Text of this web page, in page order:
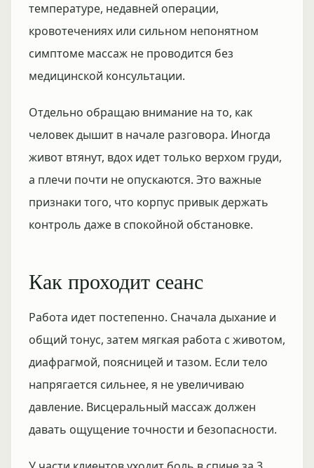
температуре, недавней операции,
кровотечениях или сильном непонятном
симптоме массаж не проводится без
медицинской консультации.
Отдельно обращаю внимание на то, как
человек дышит в начале разговора. Иногда
живот втянут, вдох идет только верхом груди,
а плечи почти не опускаются. Это важные
признаки того, что корпус привык держать
контроль даже в спокойной обстановке.
Как проходит сеанс
Работа идет постепенно. Сначала дыхание и
общий тонус, затем мягкая работа с животом,
диафрагмой, поясницей и тазом. Если тело
напрягается сильнее, я не увеличиваю
давление. Висцеральный массаж должен
давать ощущение точности и безопасности.